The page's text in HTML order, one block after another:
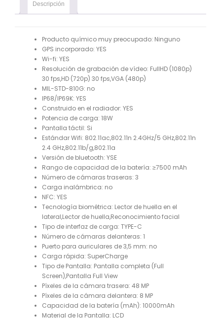
Descripción
Producto químico muy preocupado: Ninguno
GPS incorporado: YES
Wi-fi: YES
Resolución de grabación de vídeo: FullHD (1080p)
30 fps,HD (720p) 30 fps,VGA (480p)
MIL-STD-810G: no
IP68/IP69K: YES
Construido en el radiador: YES
Potencia de carga: 18W
Pantalla táctil: Si
Estándar Wifi: 802.11ac,802.11n 2.4GHz/5 GHz,802.11n
2.4 GHz,802.11b/g,802.11a
Versión de bluetooth: YSE
Rango de capacidad de la batería: ≥7500 mAh
Número de cámaras traseras: 3
Carga inalámbrica: no
NFC: YES
Tecnología biométrica: Lector de huella en el
lateral,Lector de huella,Reconocimiento facial
Tipo de interfaz de carga: TYPE-C
Número de cámaras delanteras: 1
Puerto para auriculares de 3,5 mm: no
Carga rápida: SuperCharge
Tipo de Pantalla: Pantalla completa (Full
Screen),Pantalla Full View
Píxeles de la cámara trasera: 48 MP
Píxeles de la cámara delantera: 8 MP
Capacidad de la batería (mAh): 10000mAh
Material de la Pantalla: LCD